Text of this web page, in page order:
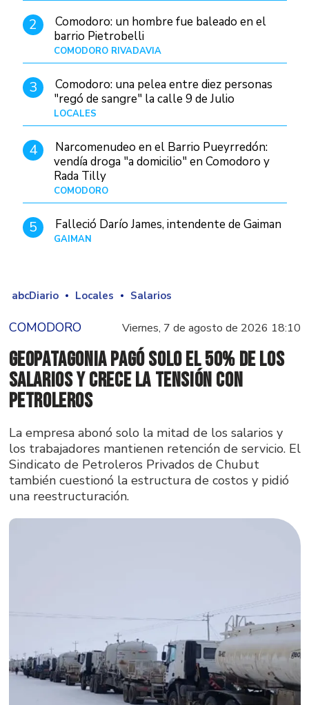
2
Comodoro: un hombre fue baleado en el
barrio Pietrobelli
COMODORO RIVADAVIA
3
Comodoro: una pelea entre diez personas
"regó de sangre" la calle 9 de Julio
LOCALES
4
Narcomenudeo en el Barrio Pueyrredón:
vendía droga "a domicilio" en Comodoro y
Rada Tilly
COMODORO
5 Falleció Darío James, intendente de Gaiman
GAIMAN
abcDiario Locales Salarios
COMODORO Viernes, 7 de agosto de 2026 18:10
GeoPatagonia pagó solo el 50% de los
salarios y crece la tensión con
Petroleros
La empresa abonó solo la mitad de los salarios y
los trabajadores mantienen retención de servicio. El
Sindicato de Petroleros Privados de Chubut
también cuestionó la estructura de costos y pidió
una reestructuración.